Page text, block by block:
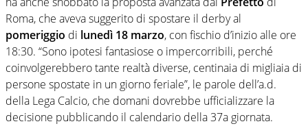
Roma, che aveva suggerito di spostare il derby al
pomeriggio di lunedì 18 marzo, con fischio d’inizio alle ore
18:30. “Sono ipotesi fantasiose o impercorribili, perché
coinvolgerebbero tante realtà diverse, centinaia di migliaia di
persone spostate in un giorno feriale”, le parole dell’a.d.
della Lega Calcio, che domani dovrebbe ufficializzare la
decisione pubblicando il calendario della 37a giornata.